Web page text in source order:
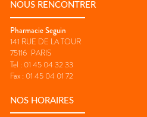
NOUS RENCONTRER
Pharmacie Seguin
141 RUE DE LA TOUR
75116 PARIS
Tel : 01 45 04 32 33
Fax : 01 45 04 01 72
NOS HORAIRES